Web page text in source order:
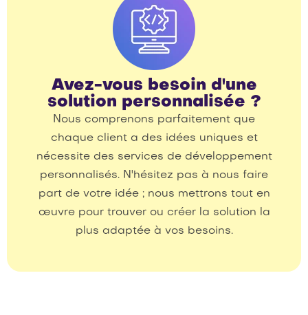
Avez-vous besoin d'une
solution personnalisée ?
Nous comprenons parfaitement que
chaque client a des idées uniques et
nécessite des services de développement
personnalisés. N'hésitez pas à nous faire
part de votre idée ; nous mettrons tout en
œuvre pour trouver ou créer la solution la
plus adaptée à vos besoins.